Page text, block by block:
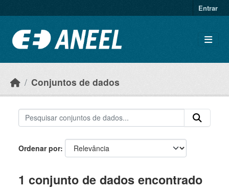
Entrar
Conjuntos de dados
Ordenar por
1 conjunto de dados encontrado